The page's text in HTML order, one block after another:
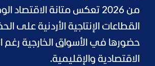
من 2026 تعكس متانة
القطاعات الإنتاجية الأردنية على
حضورها في الأسواق الخارجية رغم
الاقتصادية والإقليمية.